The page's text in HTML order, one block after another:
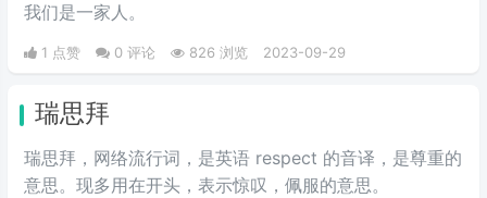
我们是一家人。
1 点赞 0 评论 826 浏览 2023-09-29
瑞思拜
瑞思拜，网络流行词，是英语 respect 的音译，是尊重的
意思。现多用在开头，表示惊叹，佩服的意思。